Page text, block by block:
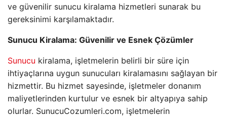
ve güvenilir sunucu kiralama hizmetleri sunarak bu
gereksinimi karşılamaktadır.
Sunucu Kiralama: Güvenilir ve Esnek Çözümler
Sunucu kiralama, işletmelerin belirli bir süre için
ihtiyaçlarına uygun sunucuları kiralamasını sağlayan bir
hizmettir. Bu hizmet sayesinde, işletmeler donanım
maliyetlerinden kurtulur ve esnek bir altyapıya sahip
olurlar. SunucuCozumleri.com, işletmelerin